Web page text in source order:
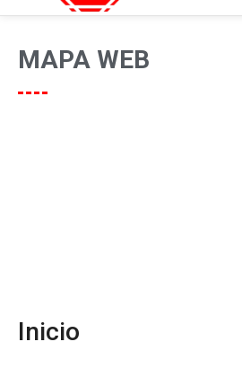
MAPA WEB
Inicio